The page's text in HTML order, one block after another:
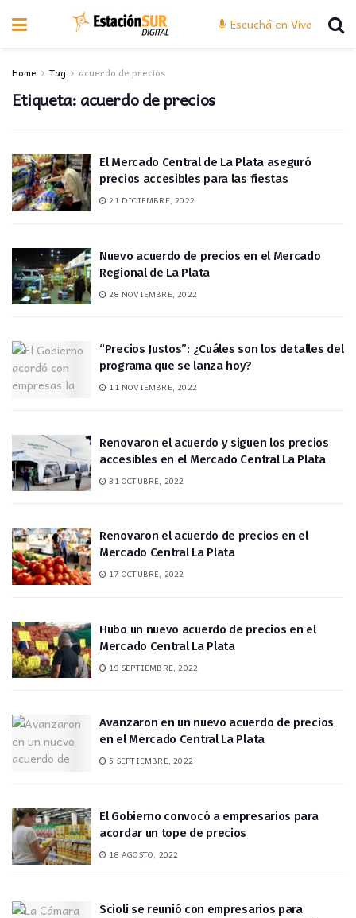
Escuchá en Vivo
Home Tag acuerdo de precios
Etiqueta:acuerdo de precios
El Mercado Central de La Plata aseguró
precios accesibles para las fiestas
21 DICIEMBRE, 2022
Nuevo acuerdo de precios en el Mercado
Regional de La Plata
28 NOVIEMBRE, 2022
“Precios Justos”: ¿Cuáles son los detalles del
programa que se lanza hoy?
11 NOVIEMBRE, 2022
Renovaron el acuerdo y siguen los precios
accesibles en el Mercado Central La Plata
31 OCTUBRE, 2022
Renovaron el acuerdo de precios en el
Mercado Central La Plata
17 OCTUBRE, 2022
Hubo un nuevo acuerdo de precios en el
Mercado Central La Plata
19 SEPTIEMBRE, 2022
Avanzaron en un nuevo acuerdo de precios
en el Mercado Central La Plata
5 SEPTIEMBRE, 2022
El Gobierno convocó a empresarios para
acordar un tope de precios
18 AGOSTO, 2022
Scioli se reunió con empresarios para